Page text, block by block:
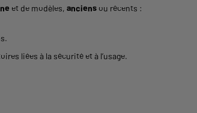
et de modèles, anciens ou récents :
liées à la sécurité et à l’usage.